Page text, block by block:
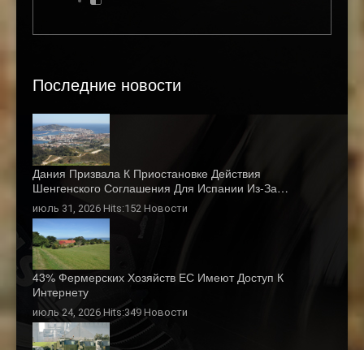
Последние новости
Дания Призвала К Приостановке Действия
Шенгенского Соглашения Для Испании Из-За…
июль 31, 2026 Hits:152 Новости
43% Фермерских Хозяйств ЕС Имеют Доступ К
Интернету
июль 24, 2026 Hits:349 Новости